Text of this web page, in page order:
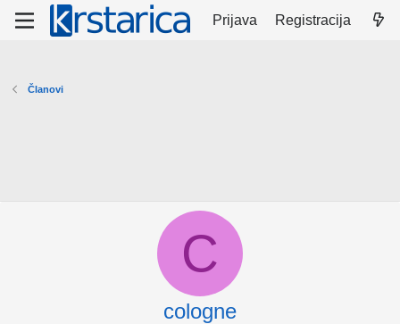
Prijava Registracija
Članovi
C
cologne